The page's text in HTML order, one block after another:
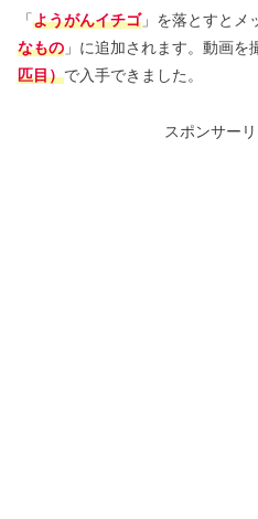
「ようがんイチゴ」を落とすとメ
なもの 」に追加されます。動画を
匹目）で入手できました。
スポンサー